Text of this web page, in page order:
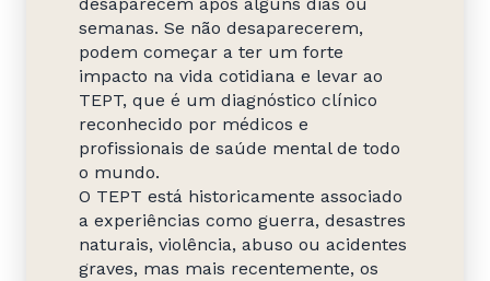
desaparecem após alguns dias ou
semanas. Se não desaparecerem,
podem começar a ter um forte
impacto na vida cotidiana e levar ao
TEPT, que é um diagnóstico clínico
reconhecido por médicos e
profissionais de saúde mental de todo
o mundo.
O TEPT está historicamente associado
a experiências como guerra, desastres
naturais, violência, abuso ou acidentes
graves, mas mais recentemente, os